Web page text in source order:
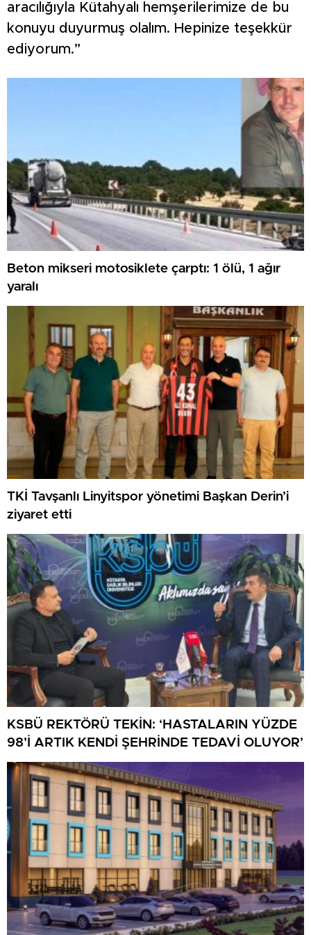
aracılığıyla Kütahyalı hemşerilerimize de bu
konuyu duyurmuş olalım. Hepinize teşekkür
ediyorum.”
Beton mikseri motosiklete çarptı: 1 ölü, 1 ağır
yaralı
TKİ Tavşanlı Linyitspor yönetimi Başkan Derin’i
ziyaret etti
KSBÜ REKTÖRÜ TEKİN: ‘HASTALARIN YÜZDE
98’İ ARTIK KENDİ ŞEHRİNDE TEDAVİ OLUYOR’